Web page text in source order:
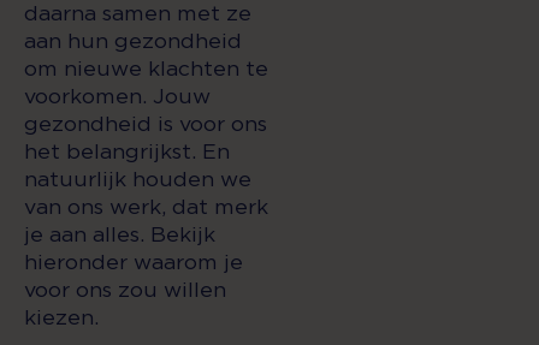
daarna samen met ze
aan hun gezondheid
om nieuwe klachten te
voorkomen. Jouw
gezondheid is voor ons
het belangrijkst. En
natuurlijk houden we
van ons werk, dat merk
je aan alles. Bekijk
hieronder waarom je
voor ons zou willen
kiezen.